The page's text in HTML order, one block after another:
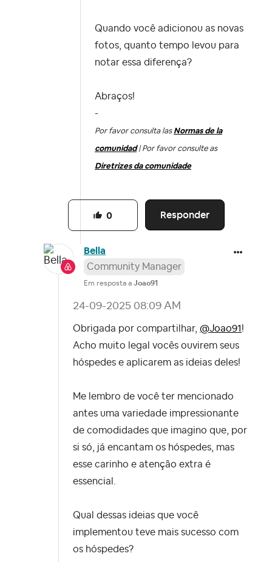
Quando você adicionou as novas
fotos, quanto tempo levou para
notar essa diferença?
Abraços!
-
Por favor consulta las Normas de la
comunidad| Por favor consulte as
Diretrizes da comunidade
Responder
0
Bella
Community Manager
Em resposta a Joao91
‎24-09-2025 08:09 AM
Obrigada por compartilhar, @Joao91!
Acho muito legal vocês ouvirem seus
hóspedes e aplicarem as ideias deles!
Me lembro de você ter mencionado
antes uma variedade impressionante
de comodidades que imagino que, por
si só, já encantam os hóspedes, mas
esse carinho e atenção extra é
essencial.
Qual dessas ideias que você
implementou teve mais sucesso com
os hóspedes?